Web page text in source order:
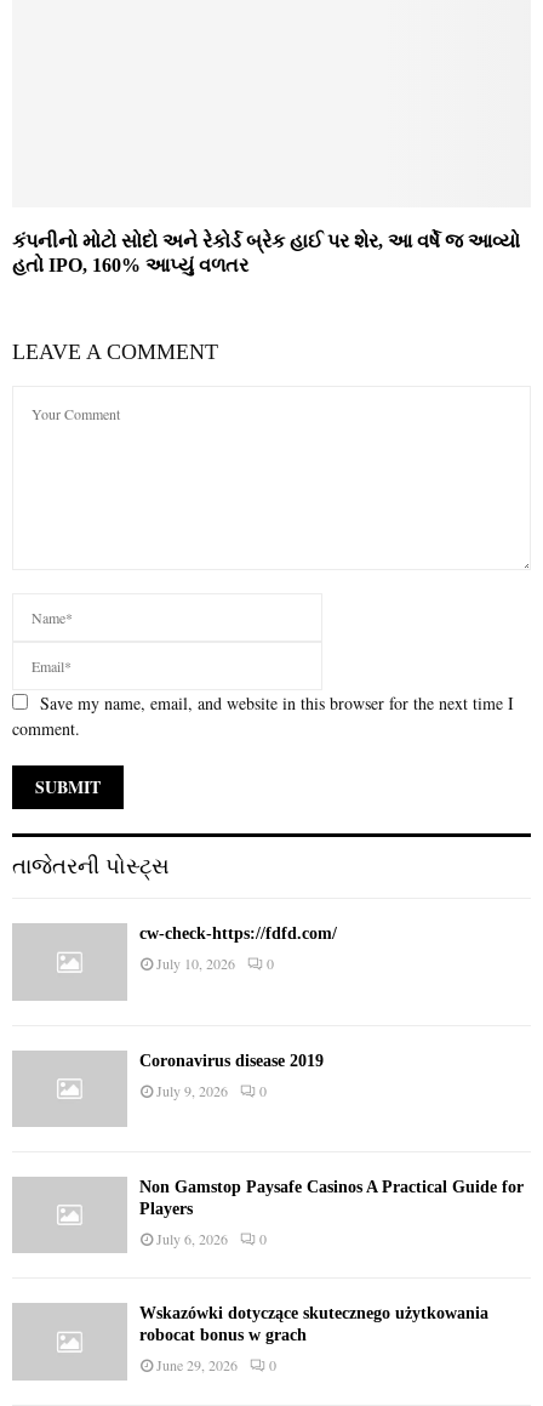
કંપનીનો મોટો સોદો અને રેકોર્ડ બ્રેક હાઈ પર શેર, આ વર્ષે જ આવ્યો
હતો IPO, 160% આપ્યું વળતર
LEAVE A COMMENT
Save my name, email, and website in this browser for the next time I
comment.
તાજેતરની પોસ્ટ્સ
cw-check-https://fdfd.com/
July 10, 2026 0
Coronavirus disease 2019
July 9, 2026 0
Non Gamstop Paysafe Casinos A Practical Guide for
Players
July 6, 2026 0
Wskazówki dotyczące skutecznego użytkowania
robocat bonus w grach
June 29, 2026 0